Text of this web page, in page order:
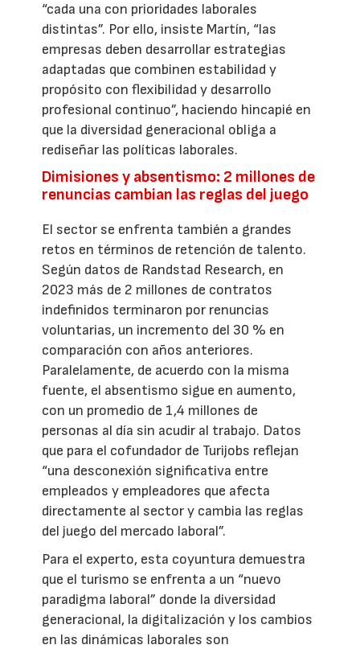
“cada una con prioridades laborales
distintas”. Por ello, insiste Martín, “las
empresas deben desarrollar estrategias
adaptadas que combinen estabilidad y
propósito con flexibilidad y desarrollo
profesional continuo”, haciendo hincapié en
que la diversidad generacional obliga a
rediseñar las políticas laborales.
Dimisiones y absentismo: 2 millones de
renuncias cambian las reglas del juego
El sector se enfrenta también a grandes
retos en términos de retención de talento.
Según datos de Randstad Research, en
2023 más de 2 millones de contratos
indefinidos terminaron por renuncias
voluntarias, un incremento del 30 % en
comparación con años anteriores.
Paralelamente, de acuerdo con la misma
fuente, el absentismo sigue en aumento,
con un promedio de 1,4 millones de
personas al día sin acudir al trabajo. Datos
que para el cofundador de Turijobs reflejan
“una desconexión significativa entre
empleados y empleadores que afecta
directamente al sector y cambia las reglas
del juego del mercado laboral”.
Para el experto, esta coyuntura demuestra
que el turismo se enfrenta a un “nuevo
paradigma laboral” donde la diversidad
generacional, la digitalización y los cambios
en las dinámicas laborales son